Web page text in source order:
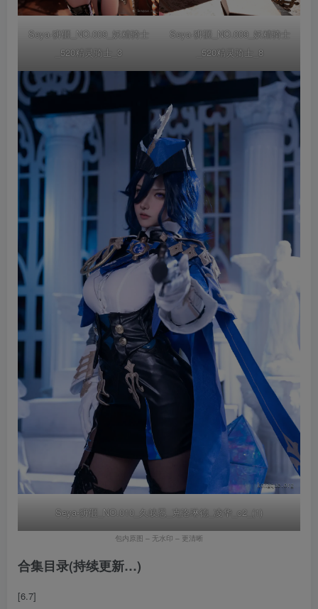
Seya-狮砸_NO.009_妖精骑士
_520精灵骑士_3
Seya-狮砸_NO.009_妖精骑士
_520精灵骑士_8
Seya-狮砸_NO.010_久岐忍_克洛琳德_凌华_c2_(1)
包内原图 – 无水印 – 更清晰
合集目录(持续更新…)
[6.7]